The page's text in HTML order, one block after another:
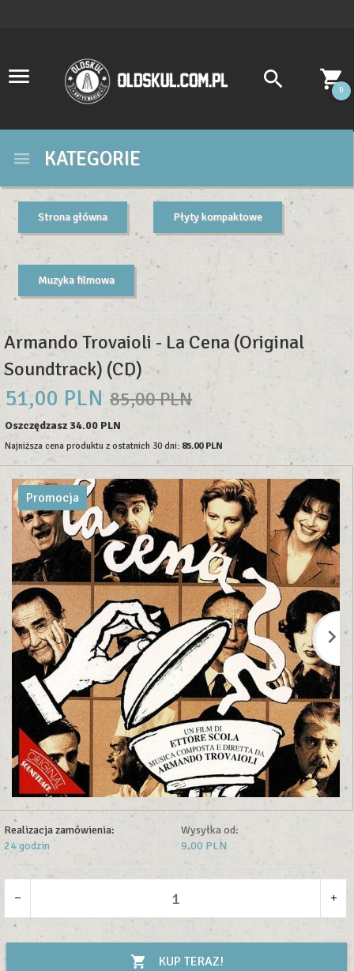
0
KATEGORIE
Strona główna Płyty kompaktowe
Muzyka filmowa
Armando Trovaioli - La Cena (Original
Soundtrack) (CD)
51,00 PLN 85,00 PLN
Oszczędzasz 34.00 PLN
Najniższa cena produktu z ostatnich 30 dni: 85.00 PLN
Promocja
Realizacja zamówienia:
24 godzin
Wysyłka od:
9.00 PLN
KUP TERAZ!